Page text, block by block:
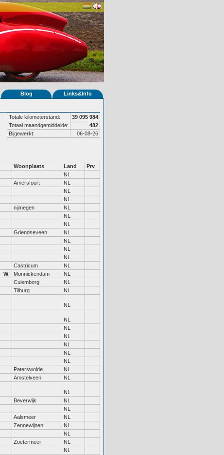
Blog Links&Info
Totale kilometerstand:
39 095 984
Totaal maandgemiddelde:
482
Bijgewerkt:
06-08-26
Woonplaats Land
Prv
NL
Amersfoort
NL
NL
NL
nijmegen
NL
NL
NL
Griendseveen
NL
NL
NL
NL
Castricum
NL
W Monnickendam
NL
Culemborg
NL
Tilburg NL
NL
NL
NL
NL
NL
NL
NL
Paterswolde
NL
Amstelveen NL
NL
Beverwijk
NL
NL
Aalsmeer
NL
Zennewijnen
NL
NL
Zoetermeer
NL
NL